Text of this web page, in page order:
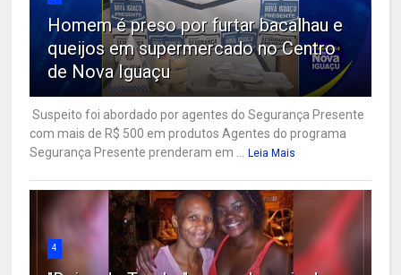
Homem é preso por furtar bacalhau e
queijos em supermercado no Centro
de Nova Iguaçu
Suspeito foi abordado por agentes do Segurança Presente
com mais de R$ 500 em produtos Agentes do programa
Segurança Presente prenderam em ... Leia Mais
4